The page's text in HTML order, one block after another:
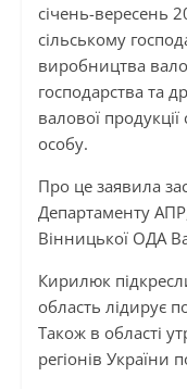
січень-вересень
сільському
виробництва
господарства та
валової
особу.
Про це заявила
Департаменту
Вінницької ОДА
Кирилюк
область лідирує
Також в області
регіонів України